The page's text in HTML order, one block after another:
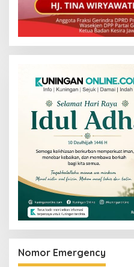
Nomor Emergency